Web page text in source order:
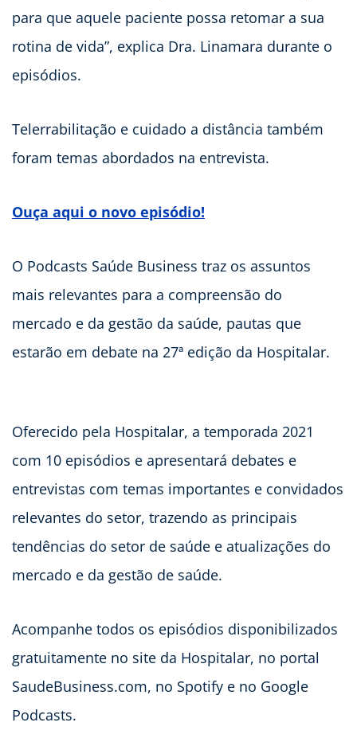
para que aquele paciente possa retomar a sua
rotina de vida”, explica Dra. Linamara durante o
episódios.
Telerrabilitação e cuidado a distância também
foram temas abordados na entrevista.
Ouça aqui o novo episódio!
O Podcasts Saúde Business traz os assuntos
mais relevantes para a compreensão do
mercado e da gestão da saúde, pautas que
estarão em debate na 27ª edição da Hospitalar.
Oferecido pela Hospitalar, a temporada 2021
com 10 episódios e apresentará debates e
entrevistas com temas importantes e convidados
relevantes do setor, trazendo as principais
tendências do setor de saúde e atualizações do
mercado e da gestão de saúde.
Acompanhe todos os episódios disponibilizados
gratuitamente no site da Hospitalar, no portal
SaudeBusiness.com, no Spotify e no Google
Podcasts.